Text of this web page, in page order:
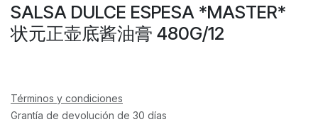
SALSA DULCE ESPESA *MASTER*
状元正壶底酱油膏 480G/12
Términos y condiciones
Grantía de devolución de 30 días